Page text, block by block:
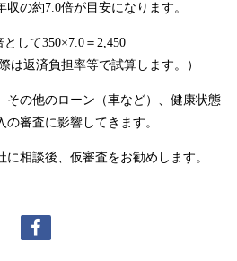
の約7.0倍が目安になります。
して350×7.0＝2,450
は返済負担率等で試算します。）
その他のローン（車など）、健康状態
の審査に影響してきます。
相談後、仮審査をお勧めします。